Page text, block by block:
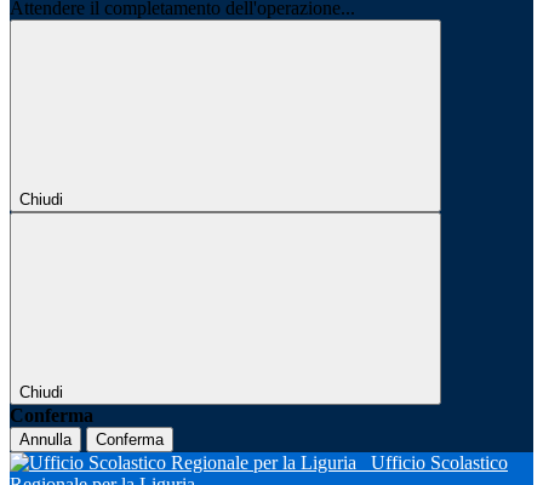
Attendere il completamento dell'operazione...
Chiudi
Chiudi
Conferma
Annulla Conferma
Ufficio Scolastico